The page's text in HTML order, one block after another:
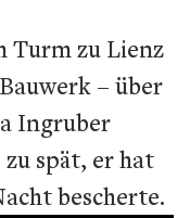
Turm zu Lienz
– über
Ingruber
spät, er hat
bescherte.